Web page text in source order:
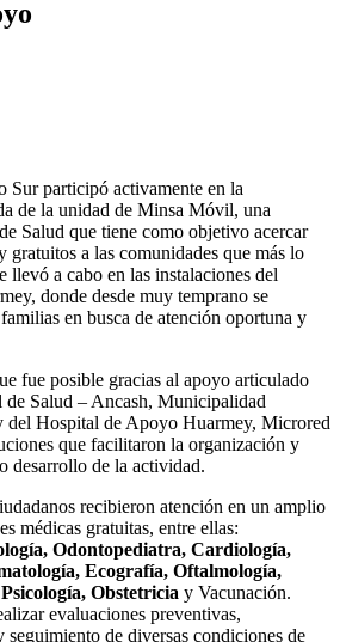
Sur participó activamente en la
de la unidad de Minsa Móvil, una
Salud que tiene como objetivo acercar
gratuitos a las comunidades que más lo
llevó a cabo en las instalaciones del
donde desde muy temprano se
en busca de atención oportuna y
fue posible gracias al apoyo articulado
Salud – Ancash, Municipalidad
del Hospital de Apoyo Huarmey, Microred
que facilitaron la organización y
desarrollo de la actividad.
recibieron atención en un amplio
médicas gratuitas, entre ellas:
Odontopediatra, Cardiología,
Ecografía, Oftalmología,
Obstetricia y Vacunación.
evaluaciones preventivas,
seguimiento de diversas condiciones de